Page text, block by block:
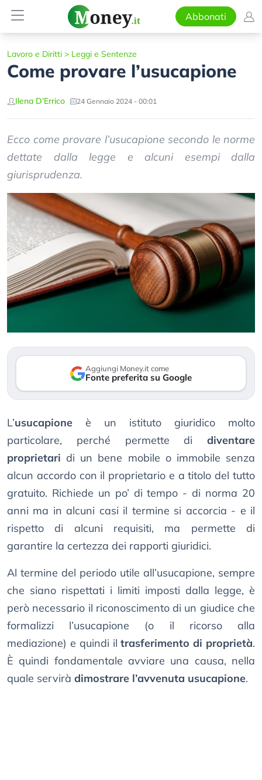
Abbonati
Lavoro e Diritti > Leggi e Sentenze
Come provare l’usucapione
Ilena D’Errico 24 Gennaio 2024 - 00:01
Ecco come provare l’usucapione secondo le norme
dettate dalla legge e alcuni esempi dalla
giurisprudenza.
Aggiungi Money.it come
Fonte preferita su Google
L’usucapione è un istituto giuridico molto
particolare, perché permette di diventare
proprietari di un bene mobile o immobile senza
alcun accordo con il proprietario e a titolo del tutto
gratuito. Richiede un po’ di tempo - di norma 20
anni ma in alcuni casi il termine si accorcia - e il
rispetto di alcuni requisiti, ma permette di
garantire la certezza dei rapporti giuridici.
Al termine del periodo utile all’usucapione, sempre
che siano rispettati i limiti imposti dalla legge, è
però necessario il riconoscimento di un giudice che
formalizzi l’usucapione (o il ricorso alla
mediazione) e quindi iltrasferimento di proprietà.
È quindi fondamentale avviare una causa, nella
quale servirà dimostrare l’avvenuta usucapione.